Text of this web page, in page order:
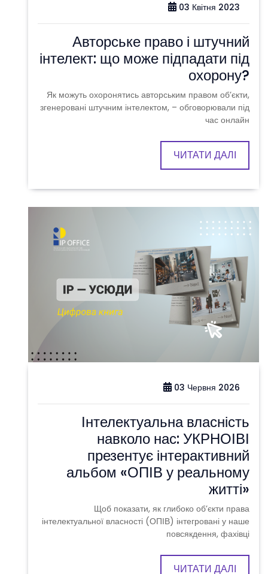
03 Квітня 2023
Авторське право і штучний
інтелект: що може підпадати під
охорону?
Як можуть охоронятись авторським правом обʼєкти,
згенеровані штучним інтелектом, – обговорювали під
час онлайн
ЧИТАТИ ДАЛІ
03 Червня 2026
Інтелектуальна власність
навколо нас: УКРНОІВІ
презентує інтерактивний
альбом «ОПІВ у реальному
житті»
Щоб показати, як глибоко об’єкти права
інтелектуальної власності (ОПІВ) інтегровані у наше
повсякдення, фахівці
ЧИТАТИ ДАЛІ